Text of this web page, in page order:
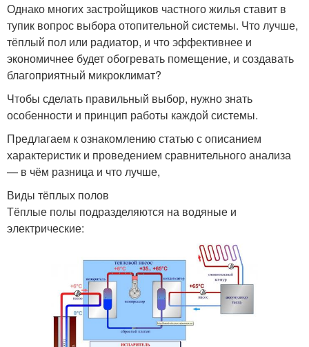
Однако многих застройщиков частного жилья ставит в
тупик вопрос выбора отопительной системы. Что лучше,
тёплый пол или радиатор, и что эффективнее и
экономичнее будет обогревать помещение, и создавать
благоприятный микроклимат?
Чтобы сделать правильный выбор, нужно знать
особенности и принцип работы каждой системы.
Предлагаем к ознакомлению статью с описанием
характеристик и проведением сравнительного анализа
— в чём разница и что лучше,
Виды тёплых полов
Тёплые полы подразделяются на водяные и
электрические: